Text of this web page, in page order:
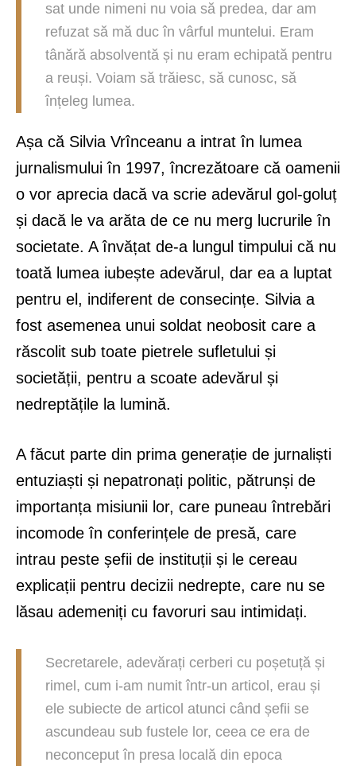
sat unde nimeni nu voia să predea, dar am
refuzat să mă duc în vârful muntelui. Eram
tânără absolventă și nu eram echipată pentru
a reuși. Voiam să trăiesc, să cunosc, să
înțeleg lumea.
Așa că Silvia Vrînceanu a intrat în lumea
jurnalismului în 1997, încrezătoare că oamenii
o vor aprecia dacă va scrie adevărul gol-goluț
și dacă le va arăta de ce nu merg lucrurile în
societate. A învățat de-a lungul timpului că nu
toată lumea iubește adevărul, dar ea a luptat
pentru el, indiferent de consecințe. Silvia a
fost asemenea unui soldat neobosit care a
răscolit sub toate pietrele sufletului și
societății, pentru a scoate adevărul și
nedreptățile la lumină.
A făcut parte din prima generație de jurnaliști
entuziaști și nepatronați politic, pătrunși de
importanța misiunii lor, care puneau întrebări
incomode în conferințele de presă, care
intrau peste șefii de instituții și le cereau
explicații pentru decizii nedrepte, care nu se
lăsau ademeniți cu favoruri sau intimidați.
Secretarele, adevărați cerberi cu poșetuță și
rimel, cum i-am numit într-un articol, erau și
ele subiecte de articol atunci când șefii se
ascundeau sub fustele lor, ceea ce era de
neconceput în presa locală din epoca